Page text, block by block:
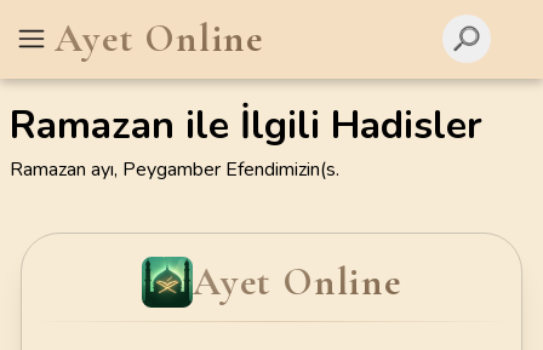
Ayet Online
Ramazan ile İlgili Hadisler
Ramazan ayı, Peygamber Efendimizin(s.
Ayet Online